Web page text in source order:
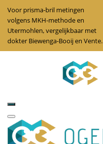
Voor prisma-bril metingen
volgens MKH-methode en
Utermohlen, vergelijkbaar met
dokter Biewenga-Booij en Vente.